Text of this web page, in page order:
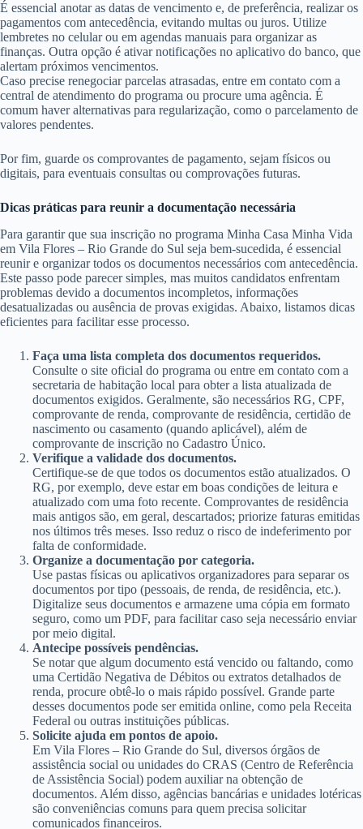
É essencial anotar as datas de vencimento e, de preferência, realizar os
pagamentos com antecedência, evitando multas ou juros. Utilize
lembretes no celular ou em agendas manuais para organizar as
finanças. Outra opção é ativar notificações no aplicativo do banco, que
alertam próximos vencimentos.
Caso precise renegociar parcelas atrasadas, entre em contato com a
central de atendimento do programa ou procure uma agência. É
comum haver alternativas para regularização, como o parcelamento de
valores pendentes.
Por fim, guarde os comprovantes de pagamento, sejam físicos ou
digitais, para eventuais consultas ou comprovações futuras.
Dicas práticas para reunir a documentação necessária
Para garantir que sua inscrição no programa Minha Casa Minha Vida
em Vila Flores – Rio Grande do Sul seja bem-sucedida, é essencial
reunir e organizar todos os documentos necessários com antecedência.
Este passo pode parecer simples, mas muitos candidatos enfrentam
problemas devido a documentos incompletos, informações
desatualizadas ou ausência de provas exigidas. Abaixo, listamos dicas
eficientes para facilitar esse processo.
Faça uma lista completa dos documentos requeridos.
Consulte o site oficial do programa ou entre em contato com a
secretaria de habitação local para obter a lista atualizada de
documentos exigidos. Geralmente, são necessários RG, CPF,
comprovante de renda, comprovante de residência, certidão de
nascimento ou casamento (quando aplicável), além de
comprovante de inscrição no Cadastro Único.
Verifique a validade dos documentos.
Certifique-se de que todos os documentos estão atualizados. O
RG, por exemplo, deve estar em boas condições de leitura e
atualizado com uma foto recente. Comprovantes de residência
mais antigos são, em geral, descartados; priorize faturas emitidas
nos últimos três meses. Isso reduz o risco de indeferimento por
falta de conformidade.
Organize a documentação por categoria.
Use pastas físicas ou aplicativos organizadores para separar os
documentos por tipo (pessoais, de renda, de residência, etc.).
Digitalize seus documentos e armazene uma cópia em formato
seguro, como um PDF, para facilitar caso seja necessário enviar
por meio digital.
Antecipe possíveis pendências.
Se notar que algum documento está vencido ou faltando, como
uma Certidão Negativa de Débitos ou extratos detalhados de
renda, procure obtê-lo o mais rápido possível. Grande parte
desses documentos pode ser emitida online, como pela Receita
Federal ou outras instituições públicas.
Solicite ajuda em pontos de apoio.
Em Vila Flores – Rio Grande do Sul, diversos órgãos de
assistência social ou unidades do CRAS (Centro de Referência
de Assistência Social) podem auxiliar na obtenção de
documentos. Além disso, agências bancárias e unidades lotéricas
são conveniências comuns para quem precisa solicitar
comunicados financeiros.